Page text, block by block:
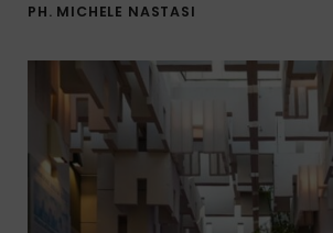
PH. MICHELE NASTASI